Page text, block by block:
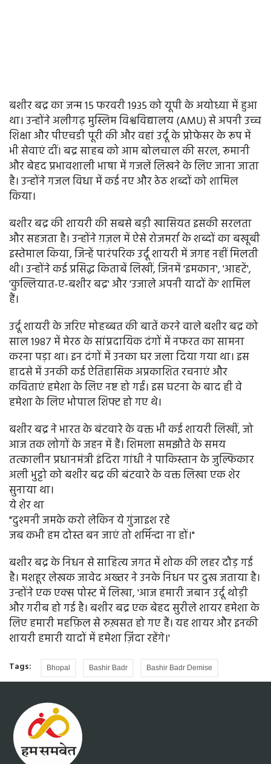
बशीर बद्र का जन्म 15 फरवरी 1935 को यूपी के अयोध्या में हुआ
था। उन्होंने अलीगढ़ मुस्लिम विश्वविद्यालय (AMU) से अपनी उच्च
शिक्षा और पीएचडी पूरी की और वहां उर्दू के प्रोफेसर के रूप में
भी सेवाएं दीं। बद्र साहब को आम बोलचाल की सरल, रूमानी
और बेहद प्रभावशाली भाषा में गजलें लिखने के लिए जाना जाता
है। उन्होंने गजल विधा में कई नए और ठेठ शब्दों को शामिल
किया।
बशीर बद्र की शायरी की सबसे बड़ी खासियत इसकी सरलता
और सहजता है। उन्होंने ग़ज़ल में ऐसे रोजमर्रा के शब्दों का बखूबी
इस्तेमाल किया, जिन्हें पारंपरिक उर्दू शायरी में जगह नहीं मिलती
थी। उन्होंने कई प्रसिद्ध किताबें लिखीं, जिनमें 'इमकान', 'आहटें',
'कुल्लियात-ए-बशीर बद्र' और 'उजाले अपनी यादों के' शामिल
हैं।
उर्दू शायरी के जरिए मोहब्बत की बातें करने वाले बशीर बद्र को
साल 1987 में मेरठ के सांप्रदायिक दंगों में नफरत का सामना
करना पड़ा था। इन दंगों में उनका घर जला दिया गया था। इस
हादसे में उनकी कई ऐतिहासिक अप्रकाशित रचनाएं और
कविताएं हमेशा के लिए नष्ट हो गईं। इस घटना के बाद ही वे
हमेशा के लिए भोपाल शिफ्ट हो गए थे।
बशीर बद्र ने भारत के बंटवारे के वक्त भी कई शायरी लिखीं, जो
आज तक लोगों के जहन में हैं। शिमला समझौते के समय
तत्कालीन प्रधानमंत्री इंदिरा गांधी ने पाकिस्तान के जुल्फिकार
अली भुट्टो को बशीर बद्र की बंटवारे के वक्त लिखा एक शेर
सुनाया था।
ये शेर था
"दुश्मनी जमके करो लेकिन ये गुंजाइश रहे
जब कभी हम दोस्त बन जाएं तो शर्मिन्दा ना हों।"
बशीर बद्र के निधन से साहित्य जगत में शोक की लहर दौड़ गई
है। मशहूर लेखक जावेद अख्तर ने उनके निधन पर दुख जताया है।
उन्होंने एक एक्स पोस्ट में लिखा, 'आज हमारी जबान उर्दू थोड़ी
और गरीब हो गई है। बशीर बद्र एक बेहद सुरीले शायर हमेशा के
लिए हमारी महफ़िल से रुख़सत हो गए हैं। यह शायर और इनकी
शायरी हमारी यादों में हमेशा ज़िंदा रहेंगे।'
Tags: Bhopal Bashir Badr Bashir Badr Demise